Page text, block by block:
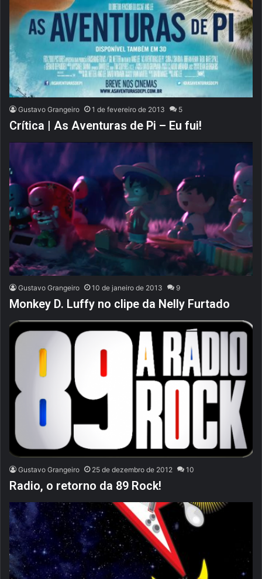
Gustavo Grangeiro 1 de fevereiro de 2013 5
Crítica | As Aventuras de Pi – Eu fui!
Gustavo Grangeiro 10 de janeiro de 2013 9
Monkey D. Luffy no clipe da Nelly Furtado
Gustavo Grangeiro 25 de dezembro de 2012 10
Radio, o retorno da 89 Rock!